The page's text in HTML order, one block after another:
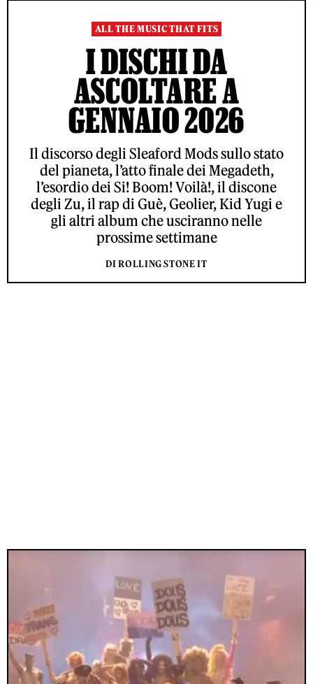
ALL THE MUSIC THAT FITS
I DISCHI DA
ASCOLTARE A
GENNAIO 2026
Il discorso degli Sleaford Mods sullo stato
del pianeta, l’atto finale dei Megadeth,
l’esordio dei Si! Boom! Voilà!, il discone
degli Zu, il rap di Guè, Geolier, Kid Yugi e
gli altri album che usciranno nelle
prossime settimane
DI ROLLING STONE IT